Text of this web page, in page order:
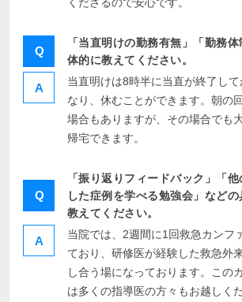
Q
「当直明けの勤務有無」「勤務
体的に教えてください。
A
当直明けは8時半に当直が終了し
なり、休むことができます。朝の
場合もありますが、その場合でも
帰宅できます。
Q
「振り返りフィードバック」「
した症例を学べる勉強会」など
教えてください。
A
当院では、2週間に1回救急カンフ
ており、研修医が経験した救急外
し合う場になっております。この
は多くの指導医の方々もお越しく